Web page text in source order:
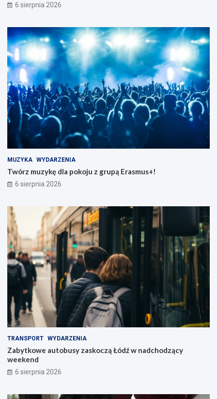
6 sierpnia 2026
MUZYKA WYDARZENIA
Twórz muzykę dla pokoju z grupą Erasmus+!
6 sierpnia 2026
TRANSPORT WYDARZENIA
Zabytkowe autobusy zaskoczą Łódź w nadchodzący
weekend
6 sierpnia 2026